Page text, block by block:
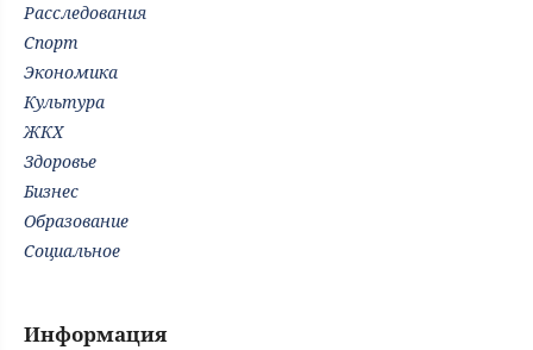
Расследования
Спорт
Экономика
Культура
ЖКХ
Здоровье
Бизнес
Образование
Социальное
Информация